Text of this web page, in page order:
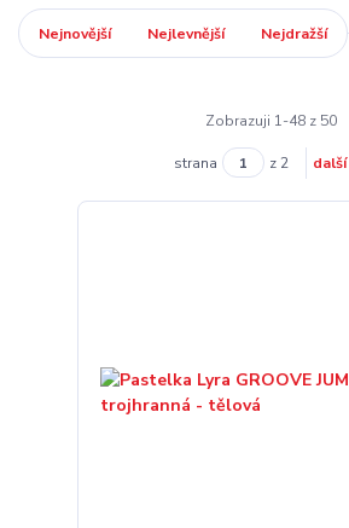
Nejnovější Nejlevnější Nejdražší
Zobrazuji 1-48 z 50
strana z 2 další